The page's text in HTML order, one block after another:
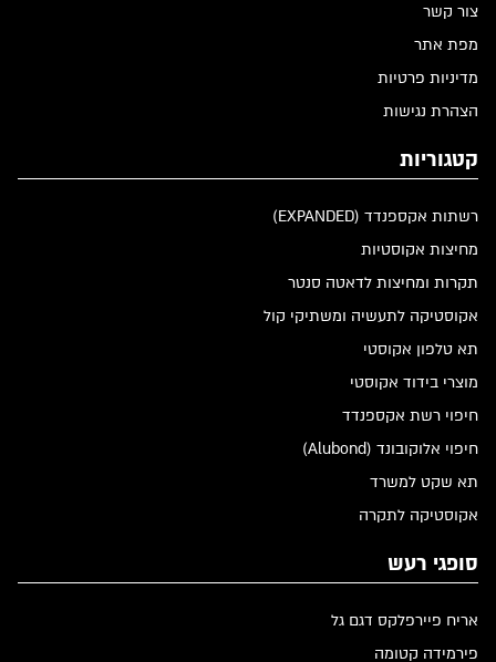
צור קשר
מפת אתר
מדיניות פרטיות
הצהרת נגישות
קטגוריות
רשתות אקספנדד (EXPANDED)
מחיצות אקוסטיות
תקרות ומחיצות לדאטה סנטר
אקוסטיקה לתעשיה ומשתיקי קול
תא טלפון אקוסטי
מוצרי בידוד אקוסטי
חיפוי רשת אקספנדד
חיפוי אלוקובונד (Alubond)
תא שקט למשרד
אקוסטיקה לתקרה
סופגי רעש
אריח פיירפלקס דגם גל
פירמידה קטומה